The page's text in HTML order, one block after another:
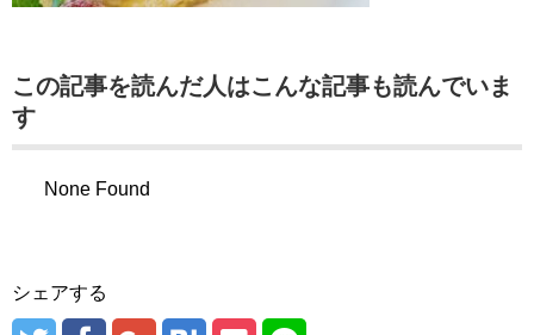
この記事を読んだ人はこんな記事も読んでいま
す
None Found
シェアする